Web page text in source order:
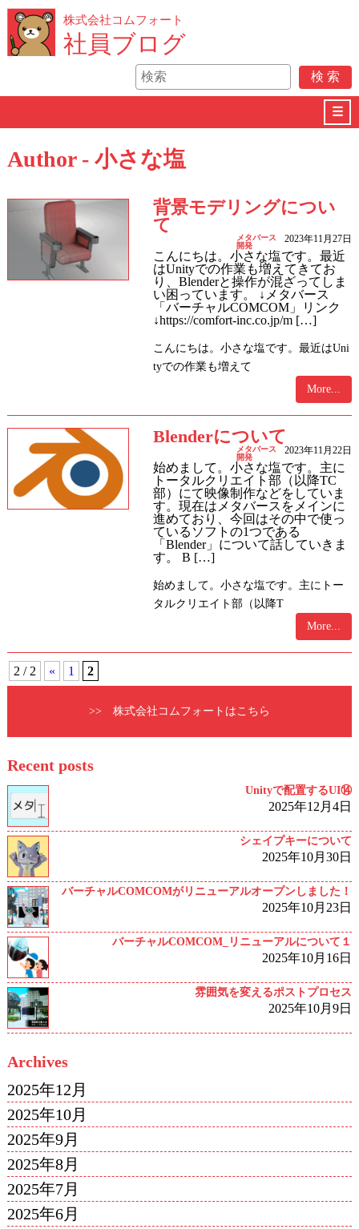
株式会社コムフォート
社員ブログ
☰
Author - 小さな塩
背景モデリングについ
て
メタバース
開発
2023年11月27日
こんにちは。小さな塩です。最近
はUnityでの作業も増えてきてお
り、Blenderと操作が混ざってしま
い困っています。 ↓メタバース
「バーチャルCOMCOM」リンク
↓https://comfort-inc.co.jp/m […]
こんにちは。小さな塩です。最近はUni
tyでの作業も増えて
More...
Blenderについて
メタバース
開発
2023年11月22日
始めまして。小さな塩です。主に
トータルクリエイト部（以降TC
部）にて映像制作などをしていま
す。現在はメタバースをメインに
進めており、今回はその中で使っ
ているソフトの1つである
「Blender」について話していきま
す。 B […]
始めまして。小さな塩です。主にトー
タルクリエイト部（以降T
More...
2 / 2 « 1 2
>> 株式会社コムフォートはこちら
Recent posts
Unityで配置するUI⑭
2025年12月4日
シェイプキーについて
2025年10月30日
バーチャルCOMCOMがリニューアルオープンしました！
2025年10月23日
バーチャルCOMCOM_リニューアルについて１
2025年10月16日
雰囲気を変えるポストプロセス
2025年10月9日
Archives
2025年12月
2025年10月
2025年9月
2025年8月
2025年7月
2025年6月